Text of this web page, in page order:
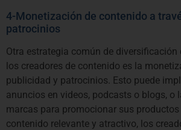
4-Monetización de contenido a
patrocinios
Otra estrategia común de diversificación
los creadores de contenido es la
publicidad y patrocinios. Esto puede
anuncios en videos, podcasts o blogs, o
marcas para promocionar sus
contenido relevante y atractivo, los